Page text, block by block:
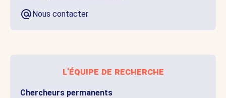
Nous contacter
l'équipe de recherche
Chercheurs permanents